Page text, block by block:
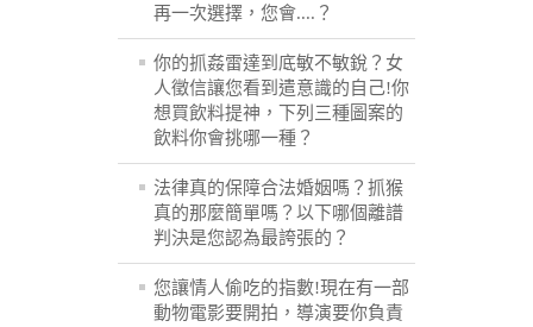
再一次選擇，您會....？
你的抓姦雷達到底敏不敏銳？女
人徵信讓您看到遣意識的自己!你
想買飲料提神，下列三種圖案的
飲料你會挑哪一種？
法律真的保障合法婚姻嗎？抓猴
真的那麼簡單嗎？以下哪個離譜
判決是您認為最誇張的？
您讓情人偷吃的指數!現在有一部
動物電影要開拍，導演要你負責